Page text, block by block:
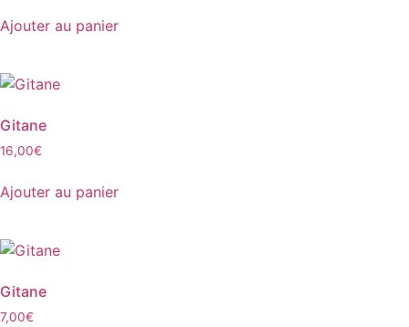
Ajouter au panier
Gitane
16,00€
Ajouter au panier
Gitane
7,00€